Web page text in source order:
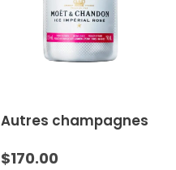
Autres champagnes
$170.00